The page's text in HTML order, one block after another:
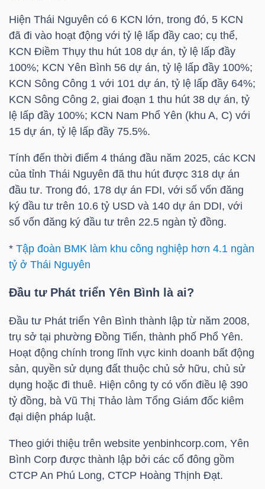
Hiện Thái Nguyên có 6 KCN lớn, trong đó, 5 KCN
đã đi vào hoạt động với tỷ lệ lấp đầy cao; cụ thể,
KCN Điềm Thụy thu hút 108 dự án, tỷ lệ lấp đầy
100%; KCN Yên Bình 56 dự án, tỷ lệ lấp đầy 100%;
KCN Sông Công 1 với 101 dự án, tỷ lệ lấp đầy 64%;
KCN Sông Công 2, giai đoạn 1 thu hút 38 dự án, tỷ
lệ lấp đầy 100%; KCN Nam Phổ Yên (khu A, C) với
15 dự án, tỷ lệ lấp đầy 75.5%.
Tính đến thời điểm 4 tháng đầu năm 2025, các KCN
của tỉnh Thái Nguyên đã thu hút được 318 dự án
đầu tư. Trong đó, 178 dự án FDI, với số vốn đăng
ký đầu tư trên 10.6 tỷ USD và 140 dự án DDI, với
số vốn đăng ký đầu tư trên 22.5 ngàn tỷ đồng.
* Tập đoàn BMK làm khu công nghiệp hơn 4.1 ngàn
tỷ ở Thái Nguyên
Đầu tư Phát triển Yên Bình là ai?
Đầu tư Phát triển Yên Bình thành lập từ năm 2008,
trụ sở tại phường Đồng Tiến, thành phố Phổ Yên.
Hoạt động chính trong lĩnh vực kinh doanh bất động
sản, quyền sử dụng đất thuộc chủ sở hữu, chủ sử
dụng hoặc đi thuê. Hiện công ty có vốn điều lệ 390
tỷ đồng, bà Vũ Thị Thảo làm Tổng Giám đốc kiêm
đại diện pháp luật.
Theo giới thiệu trên website yenbinhcorp.com, Yên
Bình Corp được thành lập bởi các cổ đông gồm
CTCP An Phú Long, CTCP Hoàng Thịnh Đạt.
VIETSTOCKFINANCE
VĨ
NGÀNH
DOANH
CỔ
PHÁI
SINH
PHIẾU